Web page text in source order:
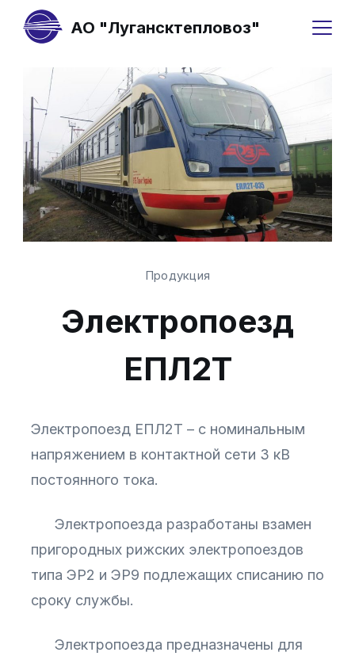
АО "Лугансктепловоз"
Продукция
Электропоезд
ЕПЛ2Т
Электропоезд ЕПЛ2Т – с номинальным
напряжением в контактной сети 3 кВ
постоянного тока.
Электропоезда разработаны взамен
пригородных рижских электропоездов
типа ЭР2 и ЭР9 подлежащих списанию по
сроку службы.
Электропоезда предназначены для